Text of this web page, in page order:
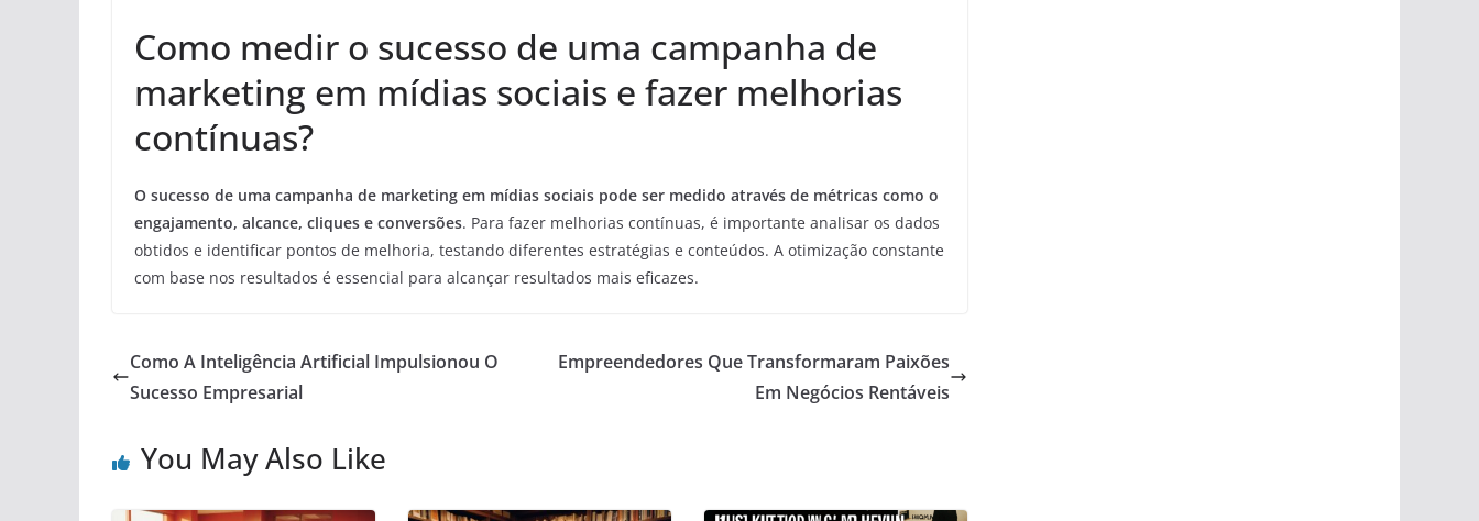
Como medir o sucesso de uma campanha de
marketing em mídias sociais e fazer melhorias
contínuas?
O sucesso de uma campanha de marketing em mídias sociais pode ser medido através de métricas como o
engajamento, alcance, cliques e conversões. Para fazer melhorias contínuas, é importante analisar os dados
obtidos e identificar pontos de melhoria, testando diferentes estratégias e conteúdos. A otimização constante
com base nos resultados é essencial para alcançar resultados mais eficazes.
Como A Inteligência Artificial Impulsionou O
Sucesso Empresarial
Empreendedores Que Transformaram Paixões
Em Negócios Rentáveis
You May Also Like